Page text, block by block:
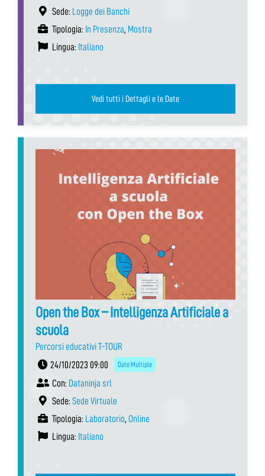
Sede: Logge dei Banchi
Tipologia: In Presenza, Mostra
Lingua: Italiano
Vedi tutti i Dettagli e le Date
Open the Box – Intelligenza Artificiale a
scuola
Percorsi educativi T-TOUR
24/10/2023 09:00
Date Multiple
Con: Dataninja srl
Sede: Sede Virtuale
Tipologia: Laboratorio, Online
Lingua: Italiano